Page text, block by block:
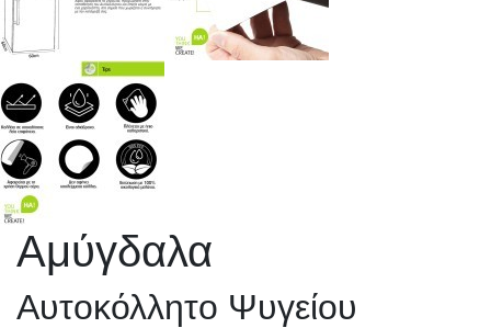
Αμύγδαλα
Αυτοκόλλητο Ψυγείου